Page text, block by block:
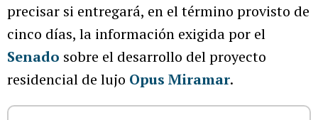
precisar si entregará, en el término provisto de
cinco días, la información exigida por el
Senado sobre el desarrollo del proyecto
residencial de lujo Opus Miramar.